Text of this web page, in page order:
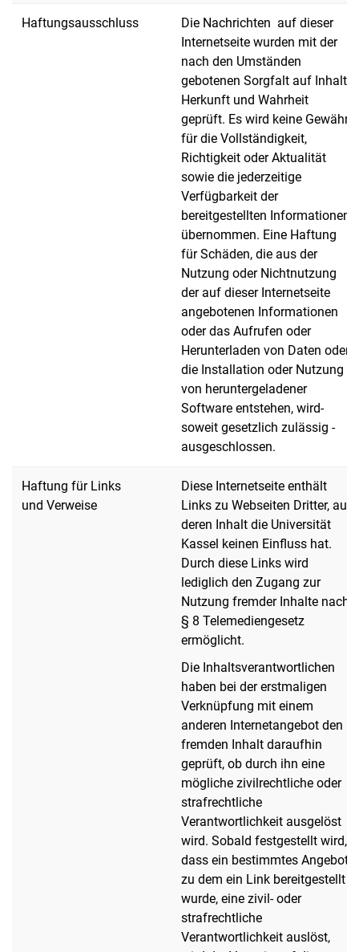
Haftungsausschluss
Die Nachrichten auf dieser
Internetseite wurden mit der
nach den Umständen
gebotenen Sorgfalt auf Inhalt,
Herkunft und Wahrheit
geprüft. Es wird keine Gewähr
für die Vollständigkeit,
Richtigkeit oder Aktualität
sowie die jederzeitige
Verfügbarkeit der
bereitgestellten Informationen
übernommen. Eine Haftung
für Schäden, die aus der
Nutzung oder Nichtnutzung
der auf dieser Internetseite
angebotenen Informationen
oder das Aufrufen oder
Herunterladen von Daten oder
die Installation oder Nutzung
von heruntergeladener
Software entstehen, wird-
soweit gesetzlich zulässig -
ausgeschlossen.
Haftung für Links
und Verweise
Diese Internetseite enthält
Links zu Webseiten Dritter, auf
deren Inhalt die Universität
Kassel keinen Einfluss hat.
Durch diese Links wird
lediglich den Zugang zur
Nutzung fremder Inhalte nach
§ 8 Telemediengesetz
ermöglicht.
Die Inhaltsverantwortlichen
haben bei der erstmaligen
Verknüpfung mit einem
anderen Internetangebot den
fremden Inhalt daraufhin
geprüft, ob durch ihn eine
mögliche zivilrechtliche oder
strafrechtliche
Verantwortlichkeit ausgelöst
wird. Sobald festgestellt wird,
dass ein bestimmtes Angebot,
zu dem ein Link bereitgestellt
wurde, eine zivil- oder
strafrechtliche
Verantwortlichkeit auslöst,